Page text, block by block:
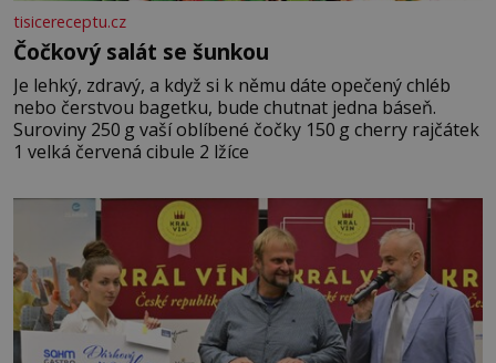
tisicereceptu.cz
Čočkový salát se šunkou
Je lehký, zdravý, a když si k němu dáte opečený chléb
nebo čerstvou bagetku, bude chutnat jedna báseň.
Suroviny 250 g vaší oblíbené čočky 150 g cherry rajčátek
1 velká červená cibule 2 lžíce